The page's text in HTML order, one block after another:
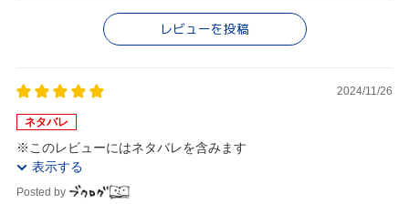
レビューを投稿
2024/11/26
ネタバレ
※このレビューにはネタバレを含みます
表示する
Posted by